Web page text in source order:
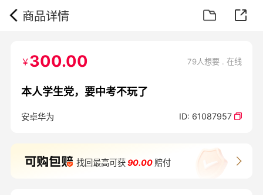
商品详情
￥300.00 79人想要 . 在线
本人学生党，要中考不玩了
安卓华为 ID: 61087957
找回最高可获90.00 赔付